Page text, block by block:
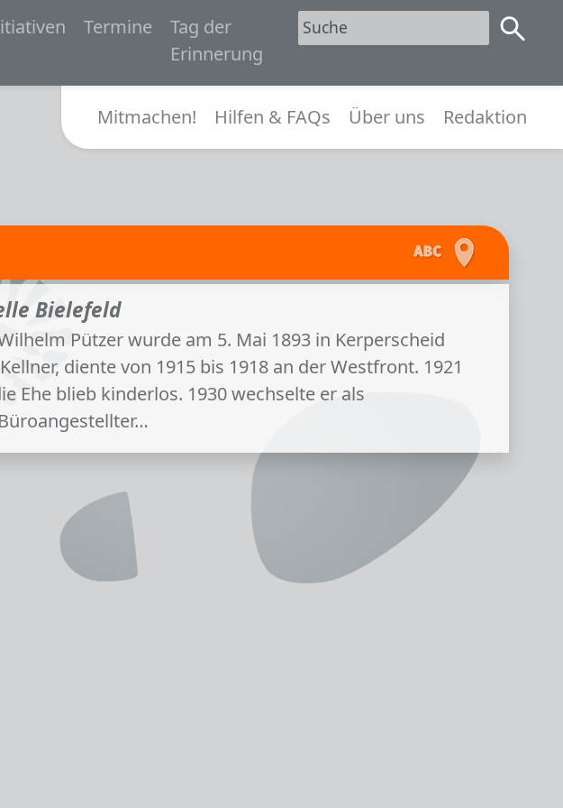
Bielefeld 1933-1945
Termine
Tag der
Erinnerung
Submenü
Mitmachen! Hilfen & FAQs Über uns Redaktion
Bielefeld
Pützer wurde am 5. Mai 1893 in Kerperscheid
diente von 1915 bis 1918 an der Westfront. 1921
Ehe blieb kinderlos. 1930 wechselte er als